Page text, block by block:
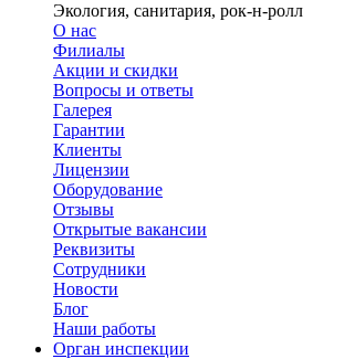
Экология, санитария, рок-н-ролл
О нас
Филиалы
Акции и скидки
Вопросы и ответы
Галерея
Гарантии
Клиенты
Лицензии
Оборудование
Отзывы
Открытые вакансии
Реквизиты
Сотрудники
Новости
Блог
Наши работы
Орган инспекции